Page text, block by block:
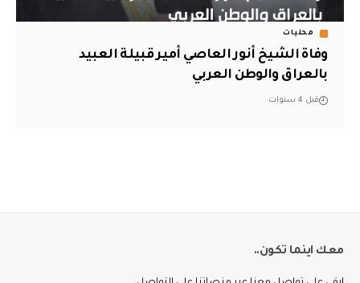
محليات
وفاة الشيخ أنور العاصي أمير قبيلة العبيد
بالعراق والوطن العربي
قبل 4 سنوات
معك اينما تكون..